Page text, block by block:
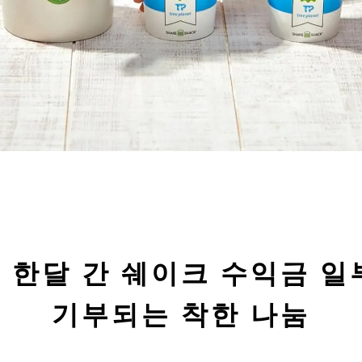
한달 간 쉐이크 수익금 일
기부되는 착한 나눔